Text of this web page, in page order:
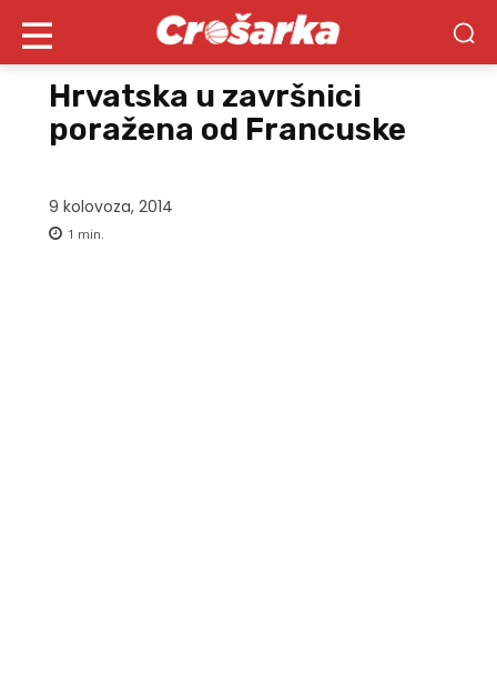
Hrvatska u završnici
poražena od Francuske
9 kolovoza, 2014
1 min.